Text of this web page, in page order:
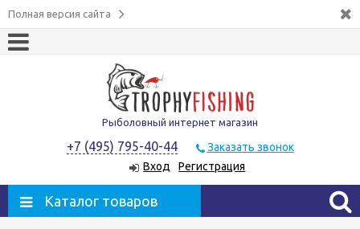
Полная версия сайта
Рыболовный интернет магазин
+7 (495) 795-40-44
Заказать звонок
Вход
Регистрация
Каталог товаров